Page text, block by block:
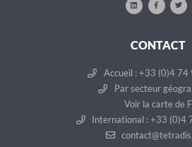
CONTACT
Accueil : +33 (0)4 74
Par secteur
Voir la carte de
International : +33 (0)4